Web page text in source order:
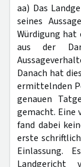
aa) Das
seines
Würdigung hat
aus der
Danach hat
ermittelnden
genauen
gemacht. Eine
fand dabei
erste
Einlassung.
Landgericht